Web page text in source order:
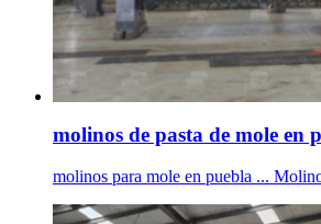
molinos de pasta de mole en
molinos para mole en puebla ...